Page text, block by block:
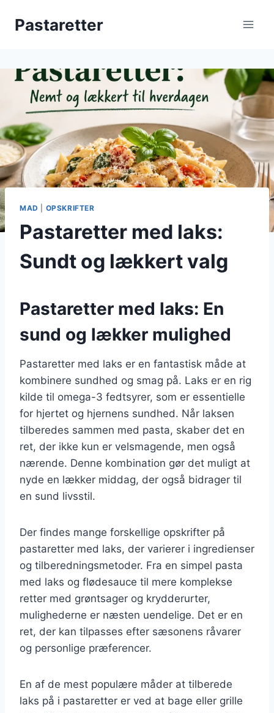
Pastaretter
MAD OPSKRIFTER
Pastaretter med laks:
Sundt og lækkert valg
Pastaretter med laks: En
sund og lækker mulighed
Pastaretter med laks er en fantastisk måde at
kombinere sundhed og smag på. Laks er en rig
kilde til omega-3 fedtsyrer, som er essentielle
for hjertet og hjernens sundhed. Når laksen
tilberedes sammen med pasta, skaber det en
ret, der ikke kun er velsmagende, men også
nærende. Denne kombination gør det muligt at
nyde en lækker middag, der også bidrager til
en sund livsstil.
Der findes mange forskellige opskrifter på
pastaretter med laks, der varierer i ingredienser
og tilberedningsmetoder. Fra en simpel pasta
med laks og flødesauce til mere komplekse
retter med grøntsager og krydderurter,
mulighederne er næsten uendelige. Det er en
ret, der kan tilpasses efter sæsonens råvarer
og personlige præferencer.
En af de mest populære måder at tilberede
laks på i pastaretter er ved at bage eller grille